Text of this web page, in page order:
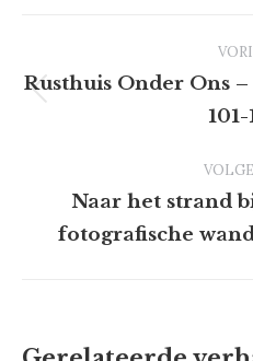
navigation
Rusthuis Onder Ons
Naar het strand
fotografische